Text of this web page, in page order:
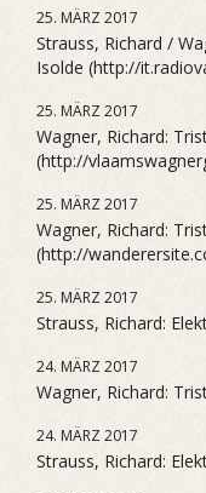
25. MÄRZ 2017
Strauss, Richard /
Isolde (http://
25. MÄRZ 2017
Wagner, Richard:
(http://
25. MÄRZ 2017
Wagner, Richard:
(http://
25. MÄRZ 2017
Strauss, Richard:
24. MÄRZ 2017
Wagner, Richard:
24. MÄRZ 2017
Strauss, Richard: